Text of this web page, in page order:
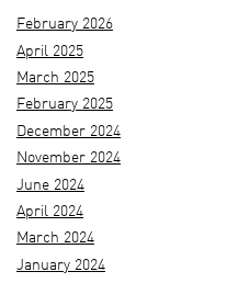
February 2026
April 2025
March 2025
February 2025
December 2024
November 2024
June 2024
April 2024
March 2024
January 2024